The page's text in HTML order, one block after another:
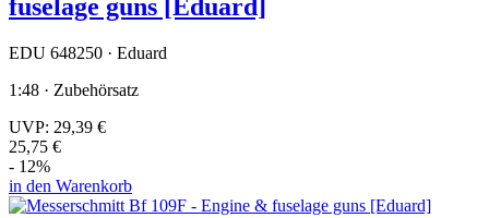
fuselage guns [Eduard]
EDU 648250 · Eduard
1:48 · Zubehörsatz
UVP: 29,39 €
25,75 €
- 12%
in den Warenkorb